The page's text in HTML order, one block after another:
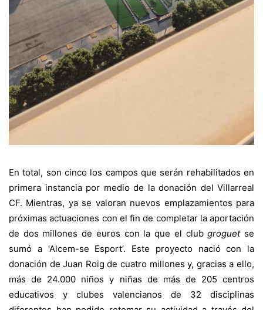
En total, son cinco los campos que serán rehabilitados en
primera instancia por medio de la donación del Villarreal
CF. Mientras, ya se valoran nuevos emplazamientos para
próximas actuaciones con el fin de completar la aportación
de dos millones de euros con la que el clubgroguetse
sumó a ‘Alcem-se Esport’. Este proyecto nació con la
donación de Juan Roig de cuatro millones y, gracias a ello,
más de 24.000 niños y niñas de más de 205 centros
educativos y clubes valencianos de 32 disciplinas